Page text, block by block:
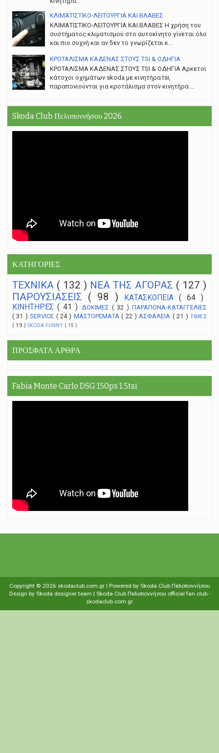
ΚΛΙΜΑΤΙΣΤΙΚΟ-ΛΕΙΤΟΥΡΓΙΑ ΚΑΙ ΒΛΑΒΕΣ
ΚΛΙΜΑΤΙΣΤΙΚΟ-ΛΕΙΤΟΥΡΓΙΑ ΚΑΙ ΒΛΑΒΕΣ H χρήση του
συστήματος κλιματισμού στο αυτοκίνητο γίνεται όλο
και πιο συχνή και αν δεν το γνωρίζεται κ...
ΚΡΟΤΑΛΙΣΜΑ ΚΑΔΕΝΑΣ ΣΤΟΥΣ TSI & ΟΔΗΓΙΑ
ΚΡΟΤΑΛΙΣΜΑ ΚΑΔΕΝΑΣ ΣΤΟΥΣ TSI & ΟΔΗΓΙΑ Αρκετοί
κάτοχοι οχημάτων skoda με κινητήρα tsi,
παραπονιούνται για κροτάλισμα στον κινητήρα ...
Skoda Club Πελοποννήσου 2026
ΚΑΤΗΓΟΡΙΕΣ
ΤΕΧΝΙΚΑ ( 132 ) NEA THΣ ΑΓΟΡΑΣ ( 127 )
ΠΑΡΟΥΣΙΑΣΕΙΣ ( 98 ) ΚΑΤΑΣΚΟΠΕΙΑ ( 64 )
ΚΙΝΗΤΗΡΕΣ( 41 ) ΔΟΚΙΜΕΣ ( 32 ) ΠΑΡΑΠΟΝΑ-ΚΑΤΑΓΓΕΛΙΕΣ
( 31 )SERVICE ( 24 ) ΜΑΣΤΟΡΕΜΑΤΑ( 22 ) ΑΣΦΑΛΕΙΑ ( 21 )ΤΙΜΕΣ
( 19 ) SKODA FUNNY ( 15 )
ΠΡΟΣΦΑΤΑ ΑΡΘΡΑ
Fabia Monte Carlo DSG 150ps 1.5tsi
Copyright © 2026 skodaclub.com.gr | Powered by Skoda Club Πελοποννήσου
Design by Skoda designer team | Skoda Club Πελοποννήσου οfficial fan club -
skodaclub.com.gr